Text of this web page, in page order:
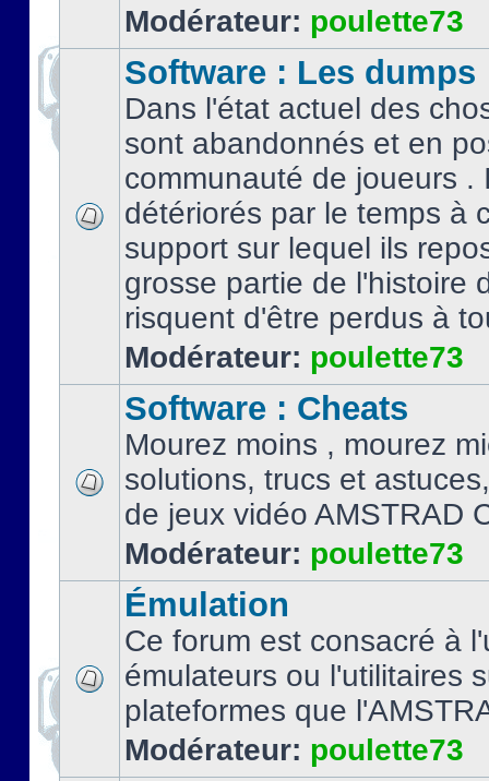
Modérateur: poulette73
Software : Les dumps
Dans l'état actuel des
sont abandonnés et en
communauté de joueurs .
détériorés par le temps à
support sur lequel ils
grosse partie de l'histoire
risquent d'être perdus à
Modérateur: poulette73
Software : Cheats
Mourez moins , mourez
solutions, trucs et
de jeux vidéo AMSTRAD
Modérateur: poulette73
Émulation
Ce forum est consacré à
émulateurs ou l'utilitaires
plateformes que
Modérateur: poulette73